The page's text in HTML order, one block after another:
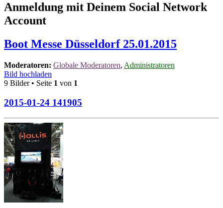
Anmeldung mit Deinem Social Network
Account
Boot Messe Düsseldorf 25.01.2015
Moderatoren: Globale Moderatoren, Administratoren
Bild hochladen
9 Bilder • Seite 1 von 1
2015-01-24 141905